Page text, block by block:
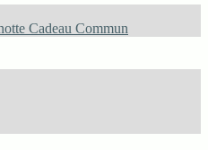
Cadeau Commun